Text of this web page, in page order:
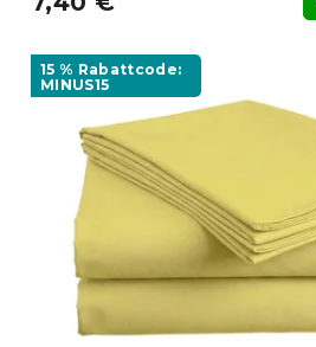
15 % Rabattcode:
MINUS15